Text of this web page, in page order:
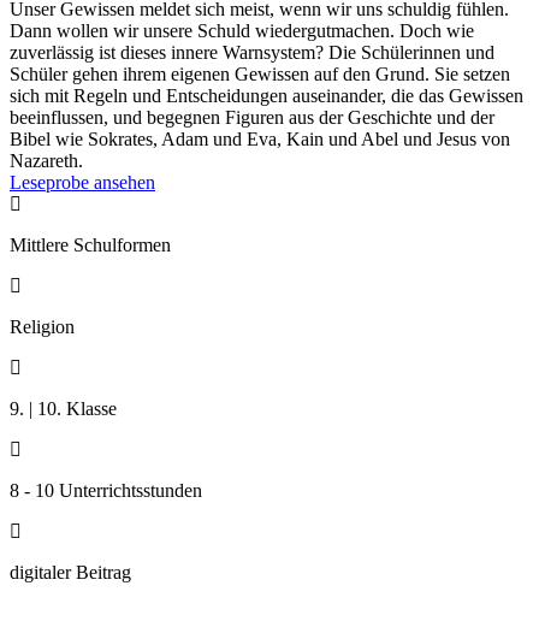
Unser Gewissen meldet sich meist, wenn wir uns schuldig fühlen.
Dann wollen wir unsere Schuld wiedergutmachen. Doch wie
zuverlässig ist dieses innere Warnsystem? Die Schülerinnen und
Schüler gehen ihrem eigenen Gewissen auf den Grund. Sie setzen
sich mit Regeln und Entscheidungen auseinander, die das Gewissen
beeinflussen, und begegnen Figuren aus der Geschichte und der
Bibel wie Sokrates, Adam und Eva, Kain und Abel und Jesus von
Nazareth.
Leseprobe ansehen

Mittlere Schulformen

Religion

9. | 10. Klasse

8 - 10 Unterrichtsstunden

digitaler Beitrag